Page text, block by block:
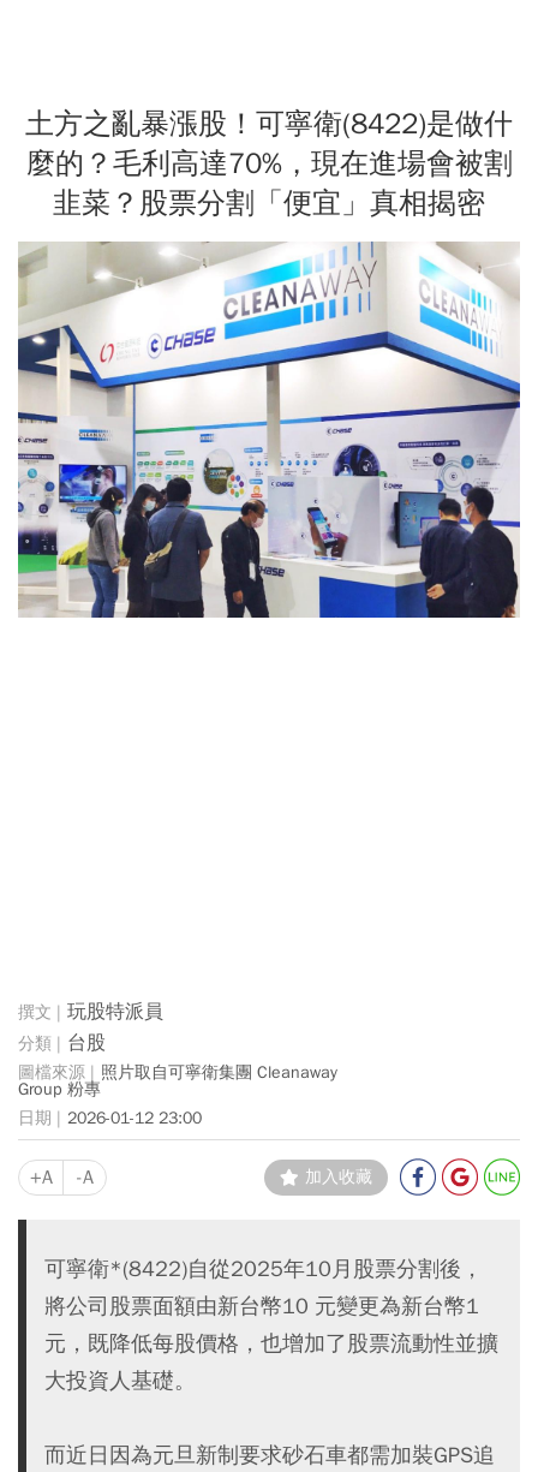
土方之亂暴漲股！可寧衛(8422)是做什
麼的？毛利高達70%，現在進場會被割
韭菜？股票分割「便宜」真相揭密
玩股特派員
台股
照片取自可寧衛集團 Cleanaway
Group 粉專
2026-01-12 23:00
+A -A 加入收藏
可寧衛*(8422)自從2025年10月股票分割後，
將公司股票面額由新台幣10 元變更為新台幣1
元，既降低每股價格，也增加了股票流動性並擴
大投資人基礎。
而近日因為元旦新制要求砂石車都需加裝GPS追